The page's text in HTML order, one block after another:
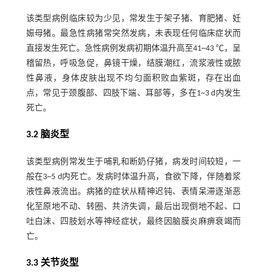
该类型病例临床较为少见，常发生于架子猪、育肥猪、妊
娠母猪。最急性病猪常突然发病，未表现任何临床症状而
直接发生死亡。急性病例发病初期体温升高至41~43 ℃，呈
稽留热，呼吸急促，鼻镜干燥，结膜潮红，流浆液性或脓
性鼻液，身体皮肤出现不均匀面积败血紫斑，存在出血
点，常见于颈腹部、四肢下端、耳部等，多在1~3 d内发生
死亡。
3.2 脑炎型
该类型病例常发生于哺乳和断奶仔猪，病发时间较短，一
般在3~5 d内死亡。发病时体温升高，食欲下降，伴随着浆
液性鼻液流出。病猪的症状从精神迟钝、表情呆滞逐渐恶
化至原地不动、转圈、共济失调，最后出现倒地不起、口
吐白沫、四肢划水等神经症状，最终因脑膜炎麻痹衰竭而
亡。
3.3 关节炎型